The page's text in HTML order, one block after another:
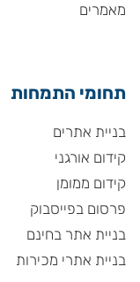
מאמרים
תחומי התמחות
בניית אתרים
קידום אורגני
קידום ממומן
פרסום בפייסבוק
בניית אתר בחינם
בניית אתרי מכירות